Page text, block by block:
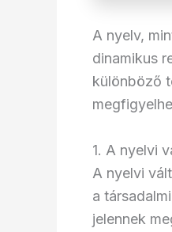
A nyelv,
dinamikus
különböző
1. A nyelvi
A nyelvi
a
jelennek